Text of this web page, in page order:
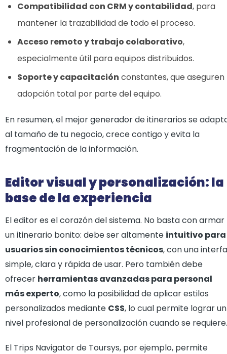
Compatibilidad con CRM y contabilidad, para
mantener la trazabilidad de todo el proceso.
Acceso remoto y trabajo colaborativo,
especialmente útil para equipos distribuidos.
Soporte y capacitación constantes, que aseguren
adopción total por parte del equipo.
En resumen, el mejor generador de itinerarios se
al tamaño de tu negocio, crece contigo y evita la
fragmentación de la información.
Editor visual y personalización: la
base de la experiencia
El editor es el corazón del sistema. No basta con armar
un itinerario bonito: debe ser altamente intuitivo para
usuarios sin conocimientos técnicos, con una
simple, clara y rápida de usar. Pero también debe
ofrecer herramientas avanzadas para personal
más experto, como la posibilidad de aplicar estilos
personalizados mediante CSS, lo cual permite lograr un
nivel profesional de personalización cuando se requiere.
El Trips Navigator de Toursys, por ejemplo, permite